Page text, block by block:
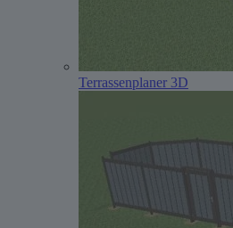
Terrassenplaner 3D